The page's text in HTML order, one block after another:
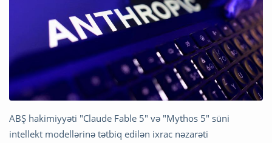
ABŞ hakimiyyəti "Claude Fable 5" və "Mythos 5" süni
intellekt modellərinə tətbiq edilən ixrac nəzarəti